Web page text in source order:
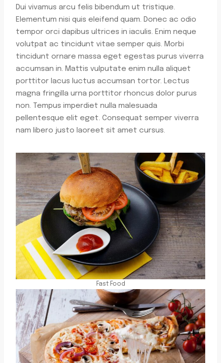
Dui vivamus arcu felis bibendum ut tristique.
Elementum nisi quis eleifend quam. Donec ac odio
tempor orci dapibus ultrices in iaculis. Enim neque
volutpat ac tincidunt vitae semper quis. Morbi
tincidunt ornare massa eget egestas purus viverra
accumsan in. Mattis vulputate enim nulla aliquet
porttitor lacus luctus accumsan tortor. Lectus
magna fringilla urna porttitor rhoncus dolor purus
non. Tempus imperdiet nulla malesuada
pellentesque elit eget. Consequat semper viverra
nam libero justo laoreet sit amet cursus.
Fast Food